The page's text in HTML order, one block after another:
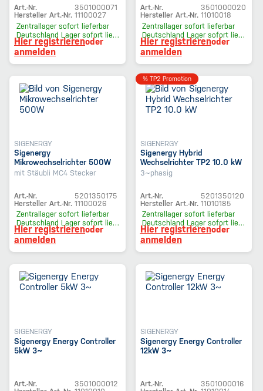
Art.-Nr.
3501000071
Hersteller Art.-Nr. 11100027
Zentrallager sofort lieferbar
Deutschland Lager sofort lieferbar
Hier registrierenoder
anmelden
Art.-Nr.
3501000020
Hersteller Art.-Nr. 11010018
Zentrallager sofort lieferbar
Deutschland Lager sofort lieferbar
Hier registrierenoder
anmelden
SIGENERGY
Sigenergy
Mikrowechselrichter 500W
mit Stäubli MC4 Stecker
Art.-Nr.
5201350175
Hersteller Art.-Nr. 11100026
Zentrallager sofort lieferbar
Deutschland Lager sofort lieferbar
Hier registrierenoder
anmelden
% TP2 Promotion
SIGENERGY
Sigenergy Hybrid
Wechselrichter TP2 10.0 kW
3~phasig
Art.-Nr.
5201350120
Hersteller Art.-Nr. 11010185
Zentrallager sofort lieferbar
Deutschland Lager sofort lieferbar
Hier registrierenoder
anmelden
SIGENERGY
Sigenergy Energy Controller
5kW 3~
Art.-Nr.
3501000012
SIGENERGY
Sigenergy Energy Controller
12kW 3~
Art.-Nr.
3501000016